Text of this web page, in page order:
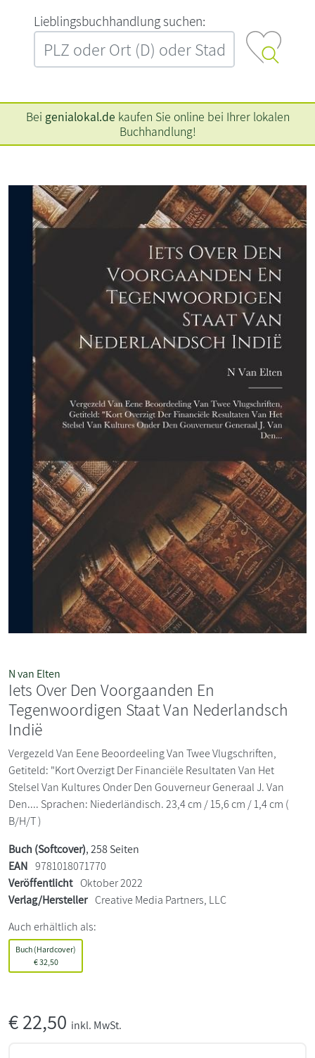
L‍i‍e‍b‍l‍i‍n‍g‍s‍b‍u‍c‍h‍h‍a‍n‍d‍l‍u‍n‍g‍ ‍s‍u‍c‍h‍e‍n‍:‍
Bei genialokal.de kaufen Sie online bei Ihrer lokalen
Buchhandlung!
N van Elten
Iets Over Den Voorgaanden En
Tegenwoordigen Staat Van Nederlandsch
Indië
Vergezeld Van Eene Beoordeeling Van Twee Vlugschriften,
Getiteld: "Kort Overzigt Der Financiële Resultaten Van Het
Stelsel Van Kultures Onder Den Gouverneur Generaal J. Van
Den.... Sprachen: Niederländisch. 23,4 cm / 15,6 cm / 1,4 cm (
B/H/T )
Buch (Softcover), 258 Seiten
EAN 9781018071770
Veröffentlicht Oktober 2022
Verlag/Hersteller Creative Media Partners, LLC
Auch erhältlich als:
Buch (Hardcover)
€32,50
€22,50 inkl. MwSt.